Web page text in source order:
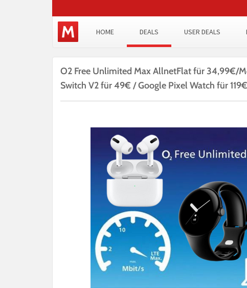
HOME DEALS USER DEALS
O2 Free Unlimited Max AllnetFlat für 34,99€/
Switch V2 für 49€ / Google Pixel Watch für 119€